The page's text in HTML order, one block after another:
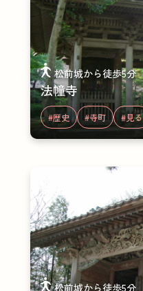
松前城から徒歩5分
法幢寺
#歴史 #寺町 #見る
松前城から徒歩5分